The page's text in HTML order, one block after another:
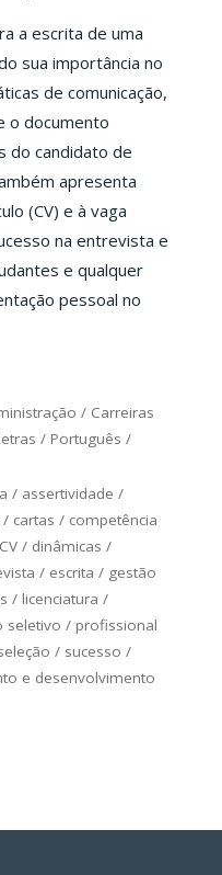
a escrita de uma
sua importância no
de comunicação,
o documento
do candidato de
apresenta
(CV) e à vaga
na entrevista e
e qualquer
pessoal no
/ Carreiras
/ Português /
/ assertividade /
/ cartas / competência
CV/ dinâmicas /
/ escrita / gestão
/ licenciatura /
seletivo / profissional
/ sucesso /
e desenvolvimento